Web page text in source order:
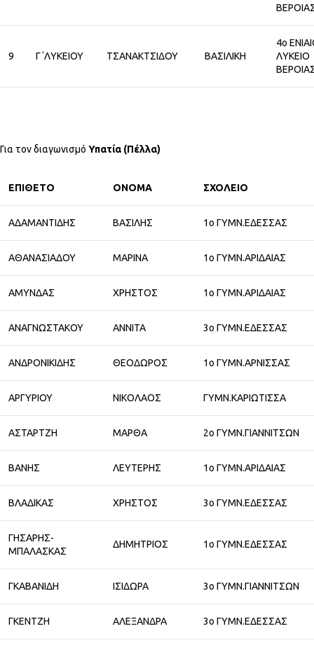
9 Γ΄ΛΥΚΕΙΟΥ ΤΣΑΝΑΚΤΣΙΔΟΥ ΒΑΣΙΛΙΚΗ
4ο
ΛΥΚΕΙΟ
Για τον διαγωνισμό Υπατία (Πέλλα)
ΕΠΙΘΕΤΟ ΟΝΟΜΑ ΣΧΟΛΕΙΟ
ΑΔΑΜΑΝΤΙΔΗΣ ΒΑΣΙΛΗΣ 1ο ΓΥΜΝ.ΕΔΕΣΣΑΣ
ΑΘΑΝΑΣΙΑΔΟΥ ΜΑΡΙΝΑ 1ο ΓΥΜΝ.ΑΡΙΔΑΙΑΣ
ΑΜΥΝΔΑΣ ΧΡΗΣΤΟΣ 1ο ΓΥΜΝ.ΑΡΙΔΑΙΑΣ
ΑΝΑΓΝΩΣΤΑΚΟΥ ΑΝΝΙΤΑ 3ο ΓΥΜΝ.ΕΔΕΣΣΑΣ
ΑΝΔΡΟΝΙΚΙΔΗΣ ΘΕΟΔΩΡΟΣ 1ο ΓΥΜΝ.ΑΡΝΙΣΣΑΣ
ΑΡΓΥΡΙΟΥ ΝΙΚΟΛΑΟΣ ΓΥΜΝ.ΚΑΡΙΩΤΙΣΣΑ
ΑΣΤΑΡΤΖΗ ΜΑΡΘΑ 2ο ΓΥΜΝ.ΓΙΑΝΝΙΤΣΩΝ
ΒΑΝΗΣ ΛΕΥΤΕΡΗΣ 1ο ΓΥΜΝ.ΑΡΙΔΑΙΑΣ
ΒΛΑΔΙΚΑΣ ΧΡΗΣΤΟΣ 3ο ΓΥΜΝ.ΕΔΕΣΣΑΣ
ΓΗΣΑΡΗΣ-
ΜΠΑΛΑΣΚΑΣ
ΔΗΜΗΤΡΙΟΣ 1ο ΓΥΜΝ.ΕΔΕΣΣΑΣ
ΓΚΑΒΑΝΙΔΗ ΙΣΙΔΩΡΑ 3ο ΓΥΜΝ.ΓΙΑΝΝΙΤΣΩΝ
ΓΚΕΝΤΖΗ ΑΛΕΞΑΝΔΡΑ 3ο ΓΥΜΝ.ΕΔΕΣΣΑΣ